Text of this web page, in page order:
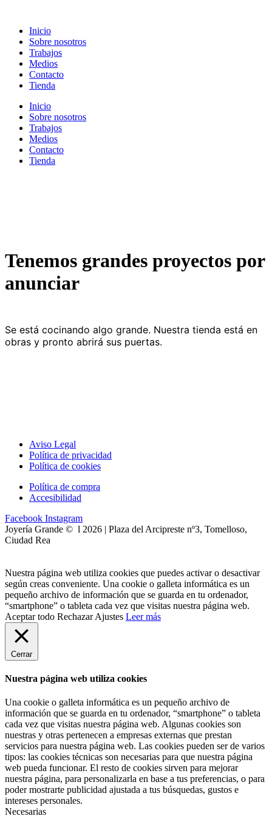
contenido
Inicio
Sobre nosotros
Trabajos
Medios
Contacto
Tienda
Inicio
Sobre nosotros
Trabajos
Medios
Contacto
Tienda
Tenemos grandes proyectos por
anunciar
Se está cocinando algo grande. Nuestra tienda está en
obras y pronto abrirá sus puertas.
Aviso Legal
Política de privacidad
Política de cookies
Política de compra
Accesibilidad
Facebook Instagram
Joyería Grande © l 2026 | Plaza del Arcipreste nº3, Tomelloso,
Ciudad Rea
Nuestra página web utiliza cookies que puedes activar o desactivar
según creas conveniente. Una cookie o galleta informática es un
pequeño archivo de información que se guarda en tu ordenador,
“smartphone” o tableta cada vez que visitas nuestra página web.
Aceptar todo Rechazar Ajustes Leer más
Cerrar
Nuestra página web utiliza cookies
Una cookie o galleta informática es un pequeño archivo de
información que se guarda en tu ordenador, “smartphone” o tableta
cada vez que visitas nuestra página web. Algunas cookies son
nuestras y otras pertenecen a empresas externas que prestan
servicios para nuestra página web. Las cookies pueden ser de varios
tipos: las cookies técnicas son necesarias para que nuestra página
web pueda funcionar. El resto de cookies sirven para mejorar
nuestra página, para personalizarla en base a tus preferencias, o para
poder mostrarte publicidad ajustada a tus búsquedas, gustos e
intereses personales.
Necesarias